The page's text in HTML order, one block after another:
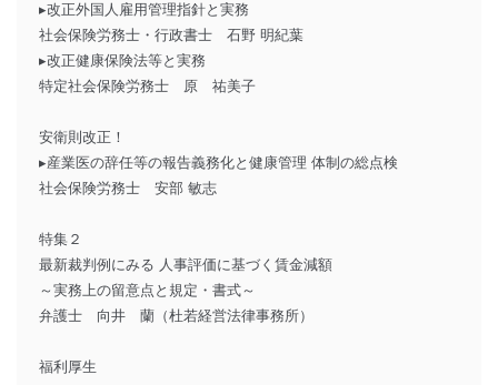
▸改正外国人雇用管理指針と実務
社会保険労務士・行政書士 石野 明紀葉
▸改正健康保険法等と実務
特定社会保険労務士 原 祐美子
安衛則改正！
▸産業医の辞任等の報告義務化と健康管理 体制の総点検
社会保険労務士 安部 敏志
特集２
最新裁判例にみる 人事評価に基づく賃金減額
～実務上の留意点と規定・書式～
弁護士 向井 蘭（杜若経営法律事務所）
福利厚生